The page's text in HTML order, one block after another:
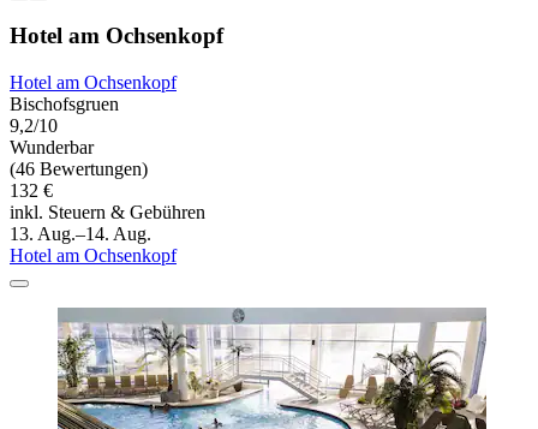
Hotel am Ochsenkopf
Hotel am Ochsenkopf
Bischofsgruen
9,2/10
Wunderbar
(46 Bewertungen)
132 €
inkl. Steuern & Gebühren
13. Aug.–14. Aug.
Hotel am Ochsenkopf